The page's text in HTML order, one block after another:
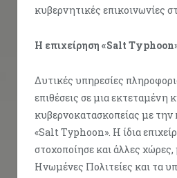
κυβερνητικές επικοινωνίες
Η επιχείρηση «Salt
Δυτικές υπηρεσίες
επιθέσεις σε μια εκτεταμένη
κυβερνοκατασκοπείας με
«Salt Typhoon». Η ίδια
στοχοποίησε και άλλες
Ηνωμένες Πολιτείες και τα